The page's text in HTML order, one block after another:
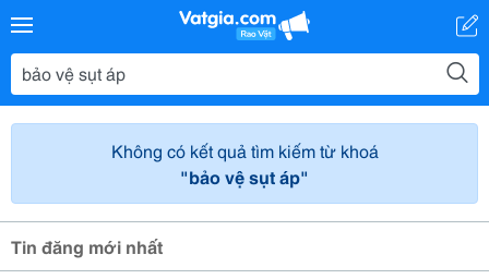
Không có kết quả tìm kiếm từ khoá
"bảo vệ sụt áp"
Tin đăng mới nhất